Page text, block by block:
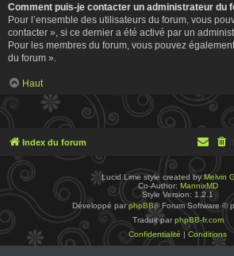
Comment puis-je contacter un administrateur du
Pour l’ensemble des utilisateurs du forum, vous
contacter », si ce dernier a été activé par un
Pour les membres du forum, vous pouvez
du forum ».
Haut
Index du forum
Lucid Lime style created byMelvin
Co-Author: MannixMD
Style Version: 1.2.1
Développé parphpBB® Forum Software ©
Traduit par phpBB-fr.com
Confidentialité | Conditions